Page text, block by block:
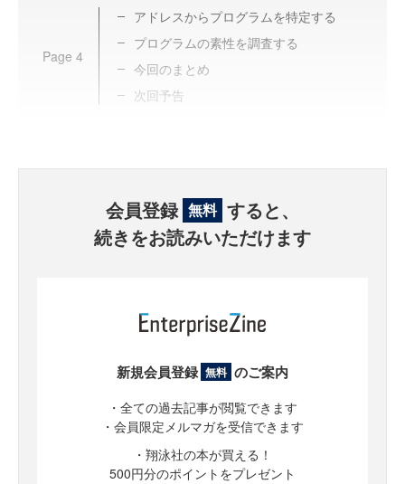
Page 4
アドレスからプログラムを特定する
プログラムの素性を調査する
今回のまとめ
次回予告
会員登録 無料 すると、
続きをお読みいただけます
新規会員登録 無料 のご案内
・全ての過去記事が閲覧できます
・会員限定メルマガを受信できます
・翔泳社の本が買える！
500円分のポイントをプレゼント